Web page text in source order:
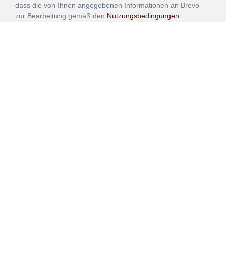
dass die von Ihnen angegebenen Informationen an Brevo
zur Bearbeitung gemäß den Nutzungsbedingungen